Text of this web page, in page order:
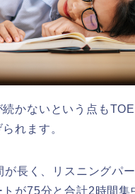
かないという点も
れます。
長く、リスニングパー
トが75分と合計2時間集